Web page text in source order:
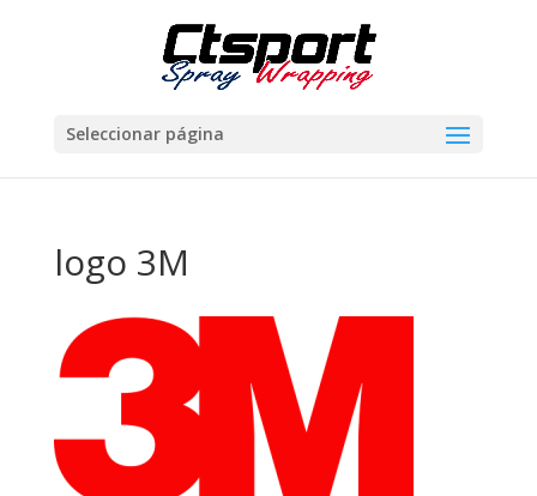
Seleccionar página
logo 3M